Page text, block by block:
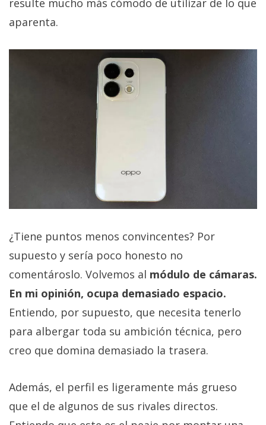
resulte mucho más cómodo de utilizar de lo que
aparenta.
¿Tiene puntos menos convincentes? Por
supuesto y sería poco honesto no
comentároslo. Volvemos al módulo de cámaras.
En mi opinión, ocupa demasiado espacio.
Entiendo, por supuesto, que necesita tenerlo
para albergar toda su ambición técnica, pero
creo que domina demasiado la trasera.
Además, el perfil es ligeramente más grueso
que el de algunos de sus rivales directos.